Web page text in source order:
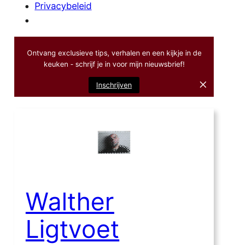
Privacybeleid
Ontvang exclusieve tips, verhalen en een kijkje in de
keuken - schrijf je in voor mijn nieuwsbrief!
Inschrijven
Walther
Ligtvoet